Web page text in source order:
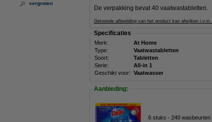
vergroten
De verpakking bevat 40 vaatwastabletten.
Getoonde afbeelding van het product kan afwijken
Specificaties
Merk: At Home
Type:
Vaatwastabletten
Soort:
Tabletten
Serie:
All-in 1
Geschikt voor: Vaatwasser
Aanbieding:
6 stuks - 240 wasbeurten